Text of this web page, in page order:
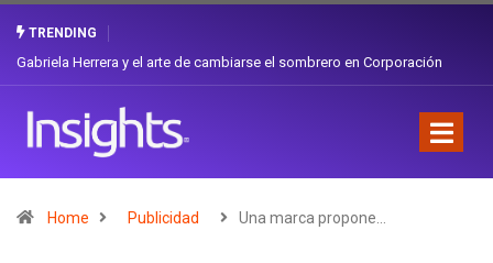
TRENDING
Gabriela Herrera y el arte de cambiarse el sombrero en Corporación
Home Publicidad Una marca propone…